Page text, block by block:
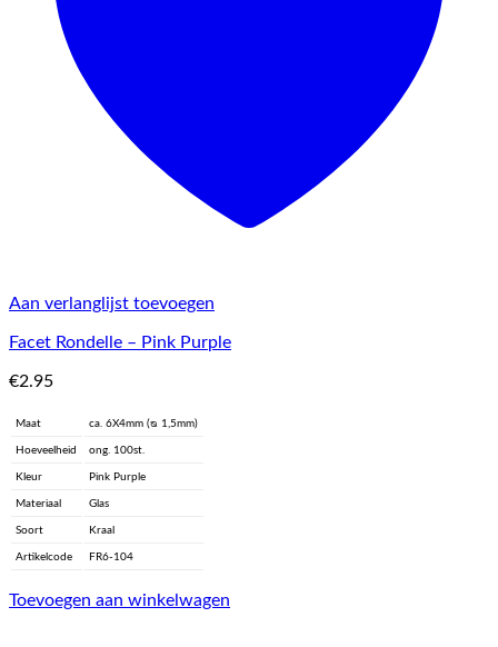
Aan verlanglijst toevoegen
Facet Rondelle – Pink Purple
€2.95
Maat ca. 6X4mm (ᴓ 1,5mm)
Hoeveelheid ong. 100st.
Kleur Pink Purple
Materiaal Glas
Soort Kraal
Artikelcode FR6-104
Toevoegen aan winkelwagen